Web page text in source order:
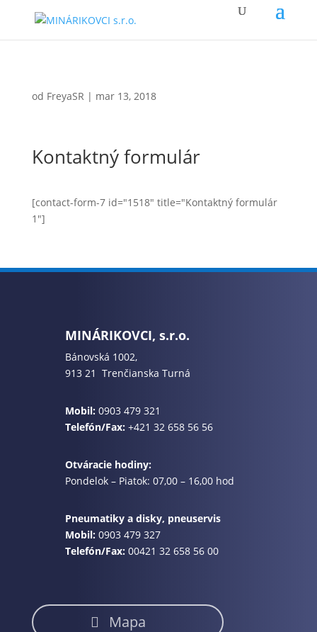
od FreyaSR | mar 13, 2018
Kontaktný formulár
[contact-form-7 id="1518" title="Kontaktný formulár
1"]
MINÁRIKOVCI, s.r.o.
Bánovská 1002,
913 21 Trenčianska Turná
Mobil: 0903 479 321
Telefón/Fax:+421 32 658 56 56
Otváracie hodiny:
Pondelok – Piatok: 07,00 – 16,00 hod
Pneumatiky a disky, pneuservis
Mobil: 0903 479 327
Telefón/Fax:00421 32 658 56 00
Mapa